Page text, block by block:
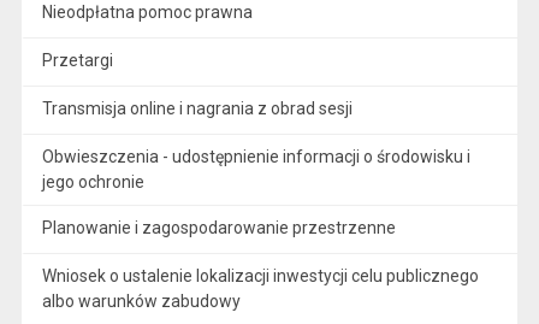
Nieodpłatna pomoc prawna
Przetargi
Transmisja online i nagrania z obrad sesji
Obwieszczenia - udostępnienie informacji o środowisku i
jego ochronie
Planowanie i zagospodarowanie przestrzenne
Wniosek o ustalenie lokalizacji inwestycji celu publicznego
albo warunków zabudowy